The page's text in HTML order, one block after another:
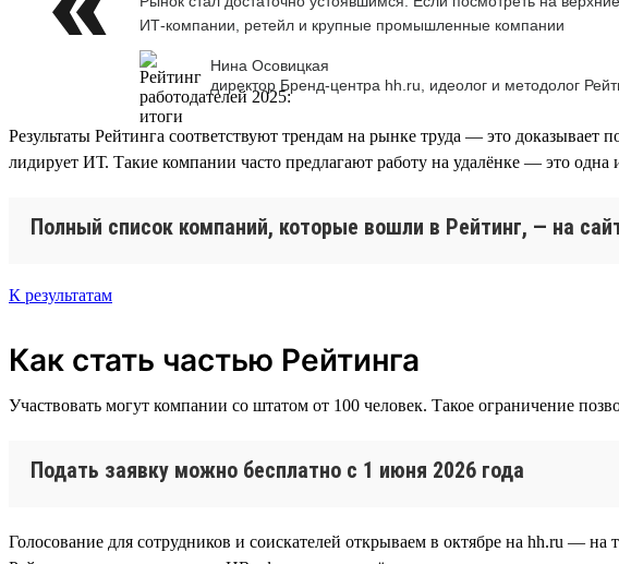
ИТ-компании, ретейл и крупные промышленные компании
Нина Осовицкая
директор Бренд-центра hh.ru, идеолог и методолог
Результаты Рейтинга соответствуют трендам на рынке труда — это
лидирует ИТ. Такие компании часто предлагают работу на удалёнке — это одна
Полный список компаний, которые вошли в Рейтинг, — на
К результатам
Как стать частью Рейтинга
Участвовать могут компании со штатом от 100 человек. Такое ограничение
Подать заявку можно бесплатно с 1 июня 2026 года
Голосование для сотрудников и соискателей открываем в октябре на hh.ru —